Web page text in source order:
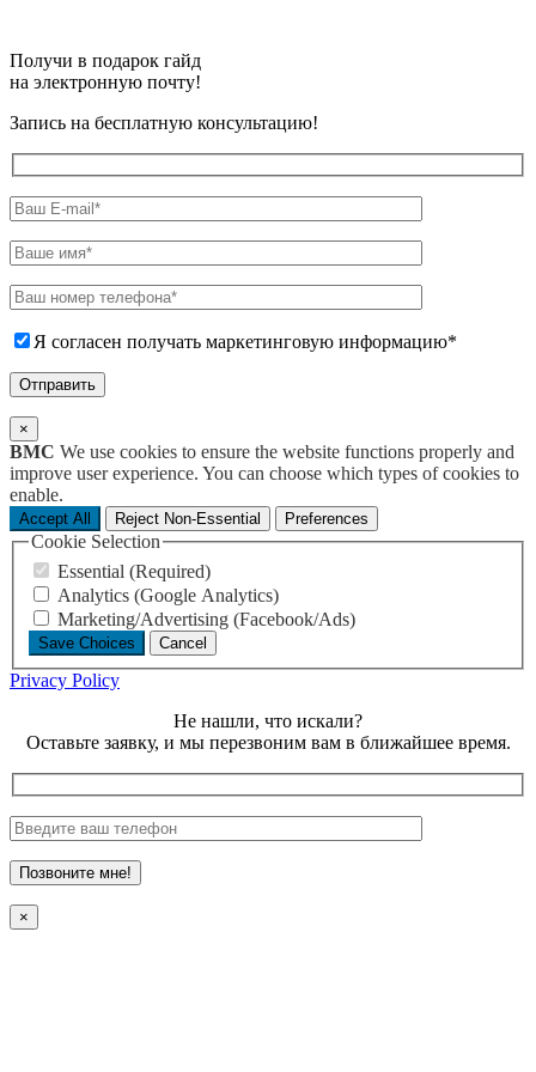
Получи в подарок гайд
на электронную почту!
Запись на бесплатную консультацию!
Я согласен получать маркетинговую информацию*
×
BMC We use cookies to ensure the website functions properly and
improve user experience. You can choose which types of cookies to
enable.
Accept All Reject Non-Essential Preferences
Cookie Selection
Essential (Required)
Analytics (Google Analytics)
Marketing/Advertising (Facebook/Ads)
Save Choices Cancel
Privacy Policy
Не нашли, что искали?
Оставьте заявку, и мы перезвоним вам в ближайшее время.
×